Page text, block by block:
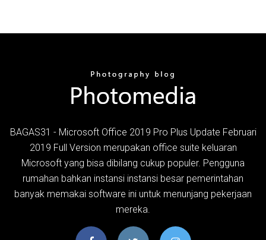
BAGAS31 - Microsoft Office 2019 Pro Plus Update Februari
2019 Full Version merupakan office suite keluaran
Microsoft yang bisa dibilang cukup populer. Pengguna
rumahan bahkan instansi instansi besar pemerintahan
banyak memakai software ini untuk menunjang pekerjaan
mereka.